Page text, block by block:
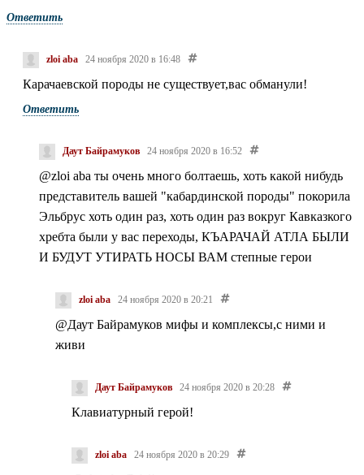
Ответить
zloi aba 24 ноября 2020 в 16:48
Карачаевской породы не существует,вас обманули!
Ответить
Даут Байрамуков 24 ноября 2020 в 16:52
@zloi aba ты очень много болтаешь, хоть какой нибудь
представитель вашей "кабардинской породы" покорила
Эльбрус хоть один раз, хоть один раз вокруг Кавказкого
хребта были у вас переходы, КЪАРАЧАЙ АТЛА БЫЛИ
И БУДУТ УТИРАТЬ НОСЫ ВАМ степные герои
zloi aba 24 ноября 2020 в 20:21
@Даут Байрамуков мифы и комплексы,с ними и
живи
Даут Байрамуков 24 ноября 2020 в 20:28
Клавиатурный герой!
zloi aba 24 ноября 2020 в 20:29